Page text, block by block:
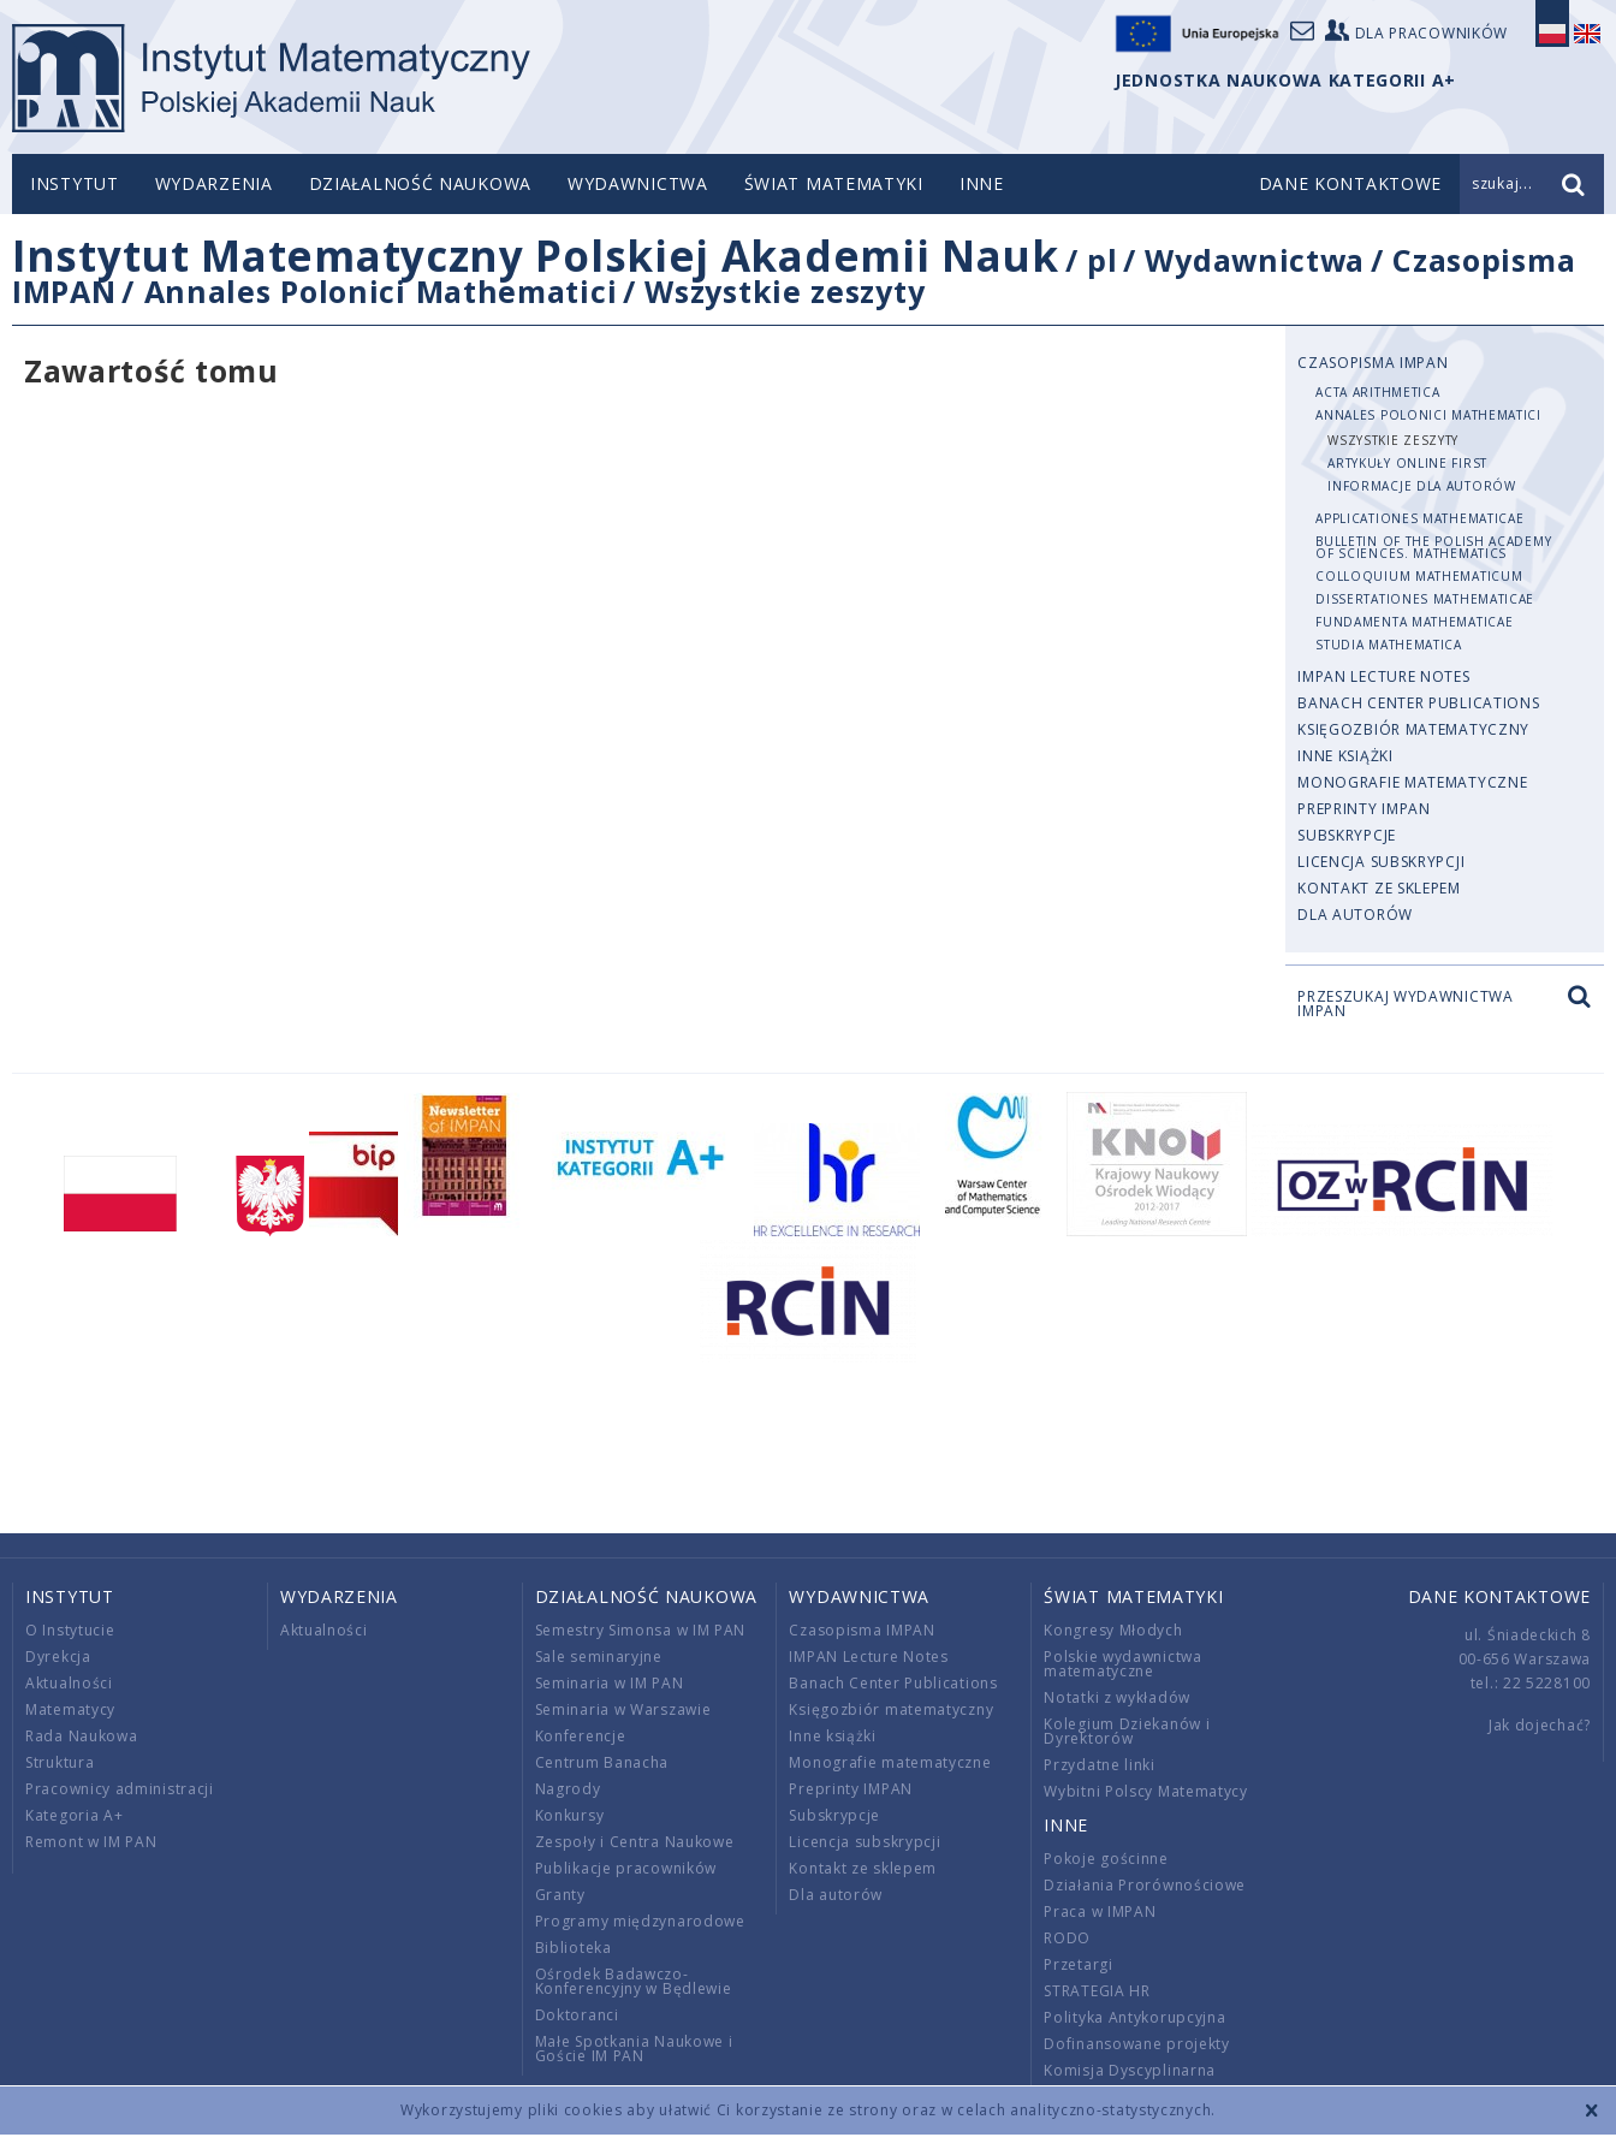
Wykorzystujemy pliki cookies aby ułatwić Ci korzystanie ze strony oraz w celach analityczno-statystycznych.
DLA PRACOWNIKÓW
JEDNOSTKA NAUKOWA KATEGORII A+
INSTYTUT WYDARZENIA DZIAŁALNOŚĆ NAUKOWA WYDAWNICTWA ŚWIAT MATEMATYKI INNE DANE KONTAKTOWE szukaj...
Instytut Matematyczny Polskiej Akademii Nauk/ pl /Wydawnictwa / Czasopisma
IMPAN / Annales Polonici Mathematici /Wszystkie zeszyty
Zawartość tomu
CZASOPISMA IMPAN
ACTA ARITHMETICA
ANNALES POLONICI MATHEMATICI
WSZYSTKIE ZESZYTY
ARTYKUŁY ONLINE FIRST
INFORMACJE DLA AUTORÓW
APPLICATIONES MATHEMATICAE
BULLETIN OF THE POLISH ACADEMY
OF SCIENCES. MATHEMATICS
COLLOQUIUM MATHEMATICUM
DISSERTATIONES MATHEMATICAE
FUNDAMENTA MATHEMATICAE
STUDIA MATHEMATICA
IMPAN LECTURE NOTES
BANACH CENTER PUBLICATIONS
KSIĘGOZBIÓR MATEMATYCZNY
INNE KSIĄŻKI
MONOGRAFIE MATEMATYCZNE
PREPRINTY IMPAN
SUBSKRYPCJE
LICENCJA SUBSKRYPCJI
KONTAKT ZE SKLEPEM
DLA AUTORÓW
PRZESZUKAJ WYDAWNICTWA
IMPAN
INSTYTUT
O Instytucie
Dyrekcja
Aktualności
Matematycy
Rada Naukowa
Struktura
Pracownicy administracji
Kategoria A+
Remont w IM PAN
WYDARZENIA
Aktualności
DZIAŁALNOŚĆ NAUKOWA
Semestry Simonsa w IM PAN
Sale seminaryjne
Seminaria w IM PAN
Seminaria w Warszawie
Konferencje
Centrum Banacha
Nagrody
Konkursy
Zespoły i Centra Naukowe
Publikacje pracowników
Granty
Programy międzynarodowe
Biblioteka
Ośrodek Badawczo-
Konferencyjny w Będlewie
Doktoranci
Małe Spotkania Naukowe i
Goście IM PAN
WYDAWNICTWA
Czasopisma IMPAN
IMPAN Lecture Notes
Banach Center Publications
Księgozbiór matematyczny
Inne książki
Monografie matematyczne
Preprinty IMPAN
Subskrypcje
Licencja subskrypcji
Kontakt ze sklepem
Dla autorów
ŚWIAT MATEMATYKI
Kongresy Młodych
Polskie wydawnictwa
matematyczne
Notatki z wykładów
Kolegium Dziekanów i
Dyrektorów
Przydatne linki
Wybitni Polscy Matematycy
INNE
Pokoje gościnne
Działania Prorównościowe
Praca w IMPAN
RODO
Przetargi
STRATEGIA HR
Polityka Antykorupcyjna
Dofinansowane projekty
Komisja Dyscyplinarna
Wnoszenie opłat
DANE KONTAKTOWE
ul. Śniadeckich 8
00-656 Warszawa
tel.: 22 5228100
Jak dojechać?